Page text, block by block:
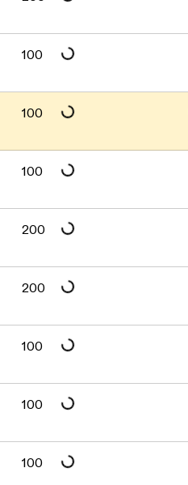
100
Bitte warten...
100
Bitte warten...
100
Bitte warten...
200
Bitte warten...
200
Bitte warten...
100
Bitte warten...
100
Bitte warten...
100
Bitte warten...